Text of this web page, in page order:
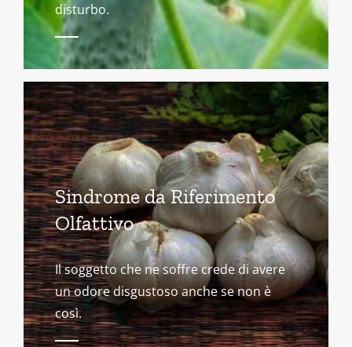
disturbo.
Sindrome da Riferimento
Olfattivo
Il soggetto che ne soffre crede di avere
un odore disgustoso anche se non è
così.